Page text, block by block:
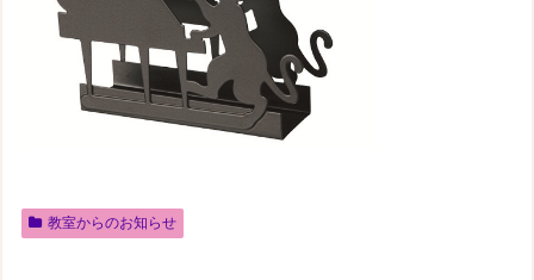
教室からのお知らせ